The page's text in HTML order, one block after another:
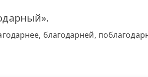
благодарней,